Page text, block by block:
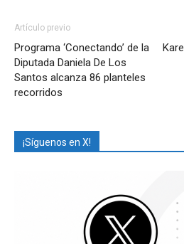
Artículo previo
Programa ‘Conectando’ de la
Diputada Daniela De Los
Santos alcanza 86 planteles
recorridos
¡Síguenos en X!